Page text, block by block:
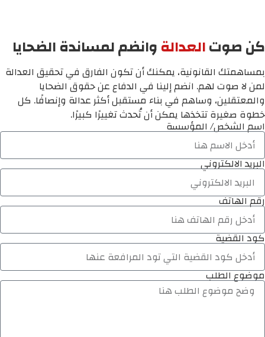
كن صوتالعدالةوانضم لمساندة الضحايا
بمساهمتك القانونية، يمكنك أن تكون الفارق في تحقيق العدالة
لمن لا صوت لهم. انضم إلينا في الدفاع عن حقوق الضحايا
والمعتقلين، وساهم في بناء مستقبل أكثر عدالة وإنصافًا. كل
خطوة صغيرة تتخذها يمكن أن تُحدث تغييرًا كبيرًا.
اسم الشخص/ المؤسسة
البريد الالكتروني
رقم الهاتف
كود القضية
موضوع الطلب